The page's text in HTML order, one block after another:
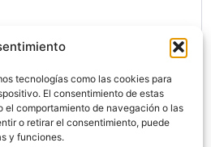
tecnologías como las cookies para
El consentimiento de estas
el comportamiento de navegación o las
o retirar el consentimiento, puede
y funciones.